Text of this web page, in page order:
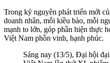
Trong kỷ nguyên phát triển mới
doanh nhân, mỗi kiều bào, mỗi
mạnh to lớn, góp phần hiện thực
Việt Nam phồn vinh, hạnh phúc.
Sáng nay (13/5), Đại hội